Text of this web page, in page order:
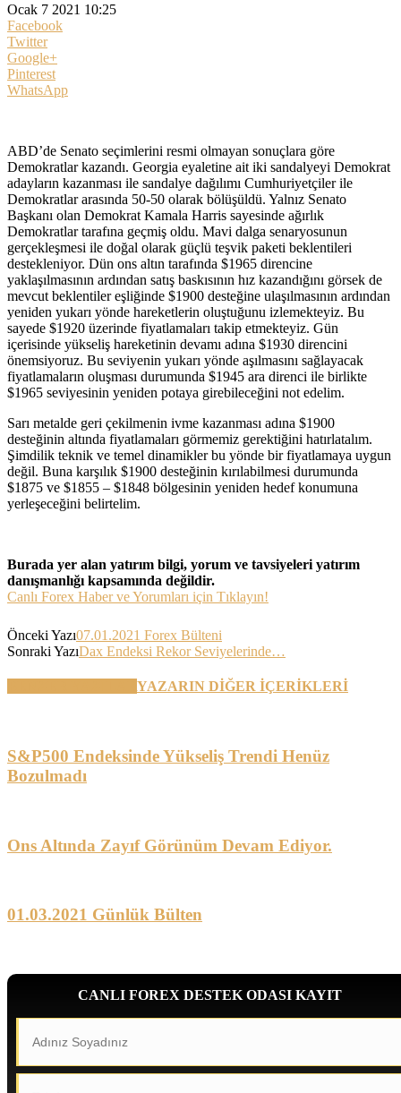
Ocak 7 2021 10:25
Facebook
Twitter
Google+
Pinterest
WhatsApp
ABD’de Senato seçimlerini resmi olmayan sonuçlara göre
Demokratlar kazandı. Georgia eyaletine ait iki sandalyeyi Demokrat
adayların kazanması ile sandalye dağılımı Cumhuriyetçiler ile
Demokratlar arasında 50-50 olarak bölüşüldü. Yalnız Senato
Başkanı olan Demokrat Kamala Harris sayesinde ağırlık
Demokratlar tarafına geçmiş oldu. Mavi dalga senaryosunun
gerçekleşmesi ile doğal olarak güçlü teşvik paketi beklentileri
destekleniyor. Dün ons altın tarafında $1965 direncine
yaklaşılmasının ardından satış baskısının hız kazandığını görsek de
mevcut beklentiler eşliğinde $1900 desteğine ulaşılmasının ardından
yeniden yukarı yönde hareketlerin oluştuğunu izlemekteyiz. Bu
sayede $1920 üzerinde fiyatlamaları takip etmekteyiz. Gün
içerisinde yükseliş hareketinin devamı adına $1930 direncini
önemsiyoruz. Bu seviyenin yukarı yönde aşılmasını sağlayacak
fiyatlamaların oluşması durumunda $1945 ara direnci ile birlikte
$1965 seviyesinin yeniden potaya girebileceğini not edelim.
Sarı metalde geri çekilmenin ivme kazanması adına $1900
desteğinin altında fiyatlamaları görmemiz gerektiğini hatırlatalım.
Şimdilik teknik ve temel dinamikler bu yönde bir fiyatlamaya uygun
değil. Buna karşılık $1900 desteğinin kırılabilmesi durumunda
$1875 ve $1855 – $1848 bölgesinin yeniden hedef konumuna
yerleşeceğini belirtelim.
Burada yer alan yatırım bilgi, yorum ve tavsiyeleri yatırım
danışmanlığı kapsamında değildir.
Canlı Forex Haber ve Yorumları için Tıklayın!
Önceki Yazı07.01.2021 Forex Bülteni
Sonraki YazıDax Endeksi Rekor Seviyelerinde…
YAZARIN DİĞER İÇERİKLERİ
S&P500 Endeksinde Yükseliş Trendi Henüz
Bozulmadı
Ons Altında Zayıf Görünüm Devam Ediyor.
01.03.2021 Günlük Bülten
CANLI FOREX DESTEK ODASI KAYIT